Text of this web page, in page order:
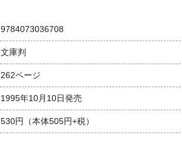
9784073036708
文庫判
262ページ
1995年10月10日発売
530円 （本体505円+税）